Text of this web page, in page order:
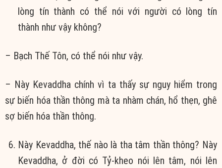
lòng tín thành có thể nói với người có lòng tín
thành như vậy không?
– Bạch Thế Tôn, có thể nói như vậy.
– Này Kevaddha chính vì ta thấy sự nguy hiểm trong
sự biến hóa thần thông mà ta nhàm chán, hổ thẹn, ghê
sợ biến hóa thần thông.
Này Kevaddha, thế nào là tha tâm thần thông? Này
Kevaddha, ở đời có Tỷ-kheo nói lên tâm, nói lên